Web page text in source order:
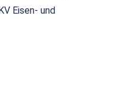
Eisen- und